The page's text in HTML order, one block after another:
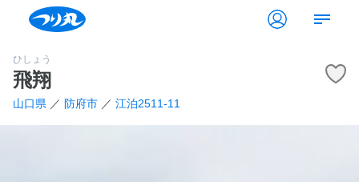
ひしょう
飛翔
山口県 ／ 防府市 ／ 江泊2511-11